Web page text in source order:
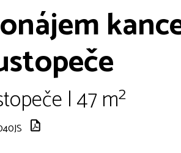
| 47 m²